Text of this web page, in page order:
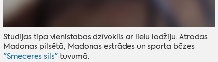
Studijas tipa vienistabas dzīvoklis ar lielu lodžiju. Atrodas
Madonas pilsētā, Madonas estrādes un sporta bāzes
"Smeceres sils" tuvumā.